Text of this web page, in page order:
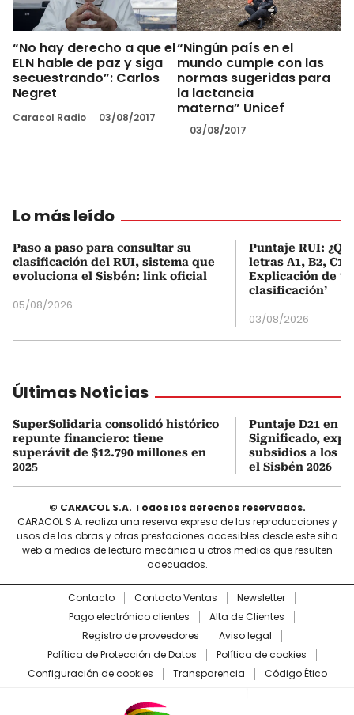
“No hay derecho a que el
ELN hable de paz y siga
secuestrando”: Carlos
Negret
Caracol Radio 03/08/2017
“Ningún país en el
mundo cumple con las
normas sugeridas para
la lactancia
materna” Unicef
03/08/2017
Lo más leído
Paso a paso para consultar su
clasificación del RUI, sistema que
evoluciona el Sisbén: link oficial
05/08/2026
Puntaje RUI:
letras A1, B2, C1
Explicación de
clasificación’
03/08/2026
Últimas Noticias
SuperSolidaria consolidó histórico
repunte financiero: tiene
superávit de $12.790 millones en
2025
Puntaje D21 en
Significado,
subsidios a los
el Sisbén 2026
© CARACOL S.A. Todos los derechos reservados.
CARACOL S.A. realiza una reserva expresa de las reproducciones y
usos de las obras y otras prestaciones accesibles desde este sitio
web a medios de lectura mecánica u otros medios que resulten
adecuados.
Contacto Contacto Ventas
Newsletter
Pago electrónico clientes
Alta de Clientes
Registro de proveedores
Aviso legal
Política de Protección de Datos
Política de cookies
Configuración de cookies
Transparencia Código Ético